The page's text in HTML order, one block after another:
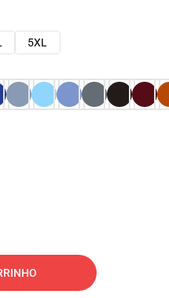
5XL